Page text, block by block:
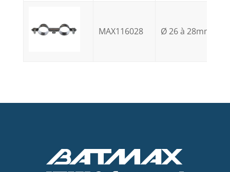
MAX116028 Ø 26 à 28mm